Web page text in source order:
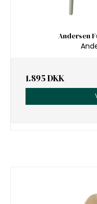
Andersen
1.895 DKK